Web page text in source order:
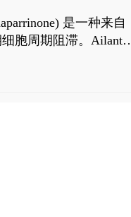
是一种来自
胞周期阻滞。